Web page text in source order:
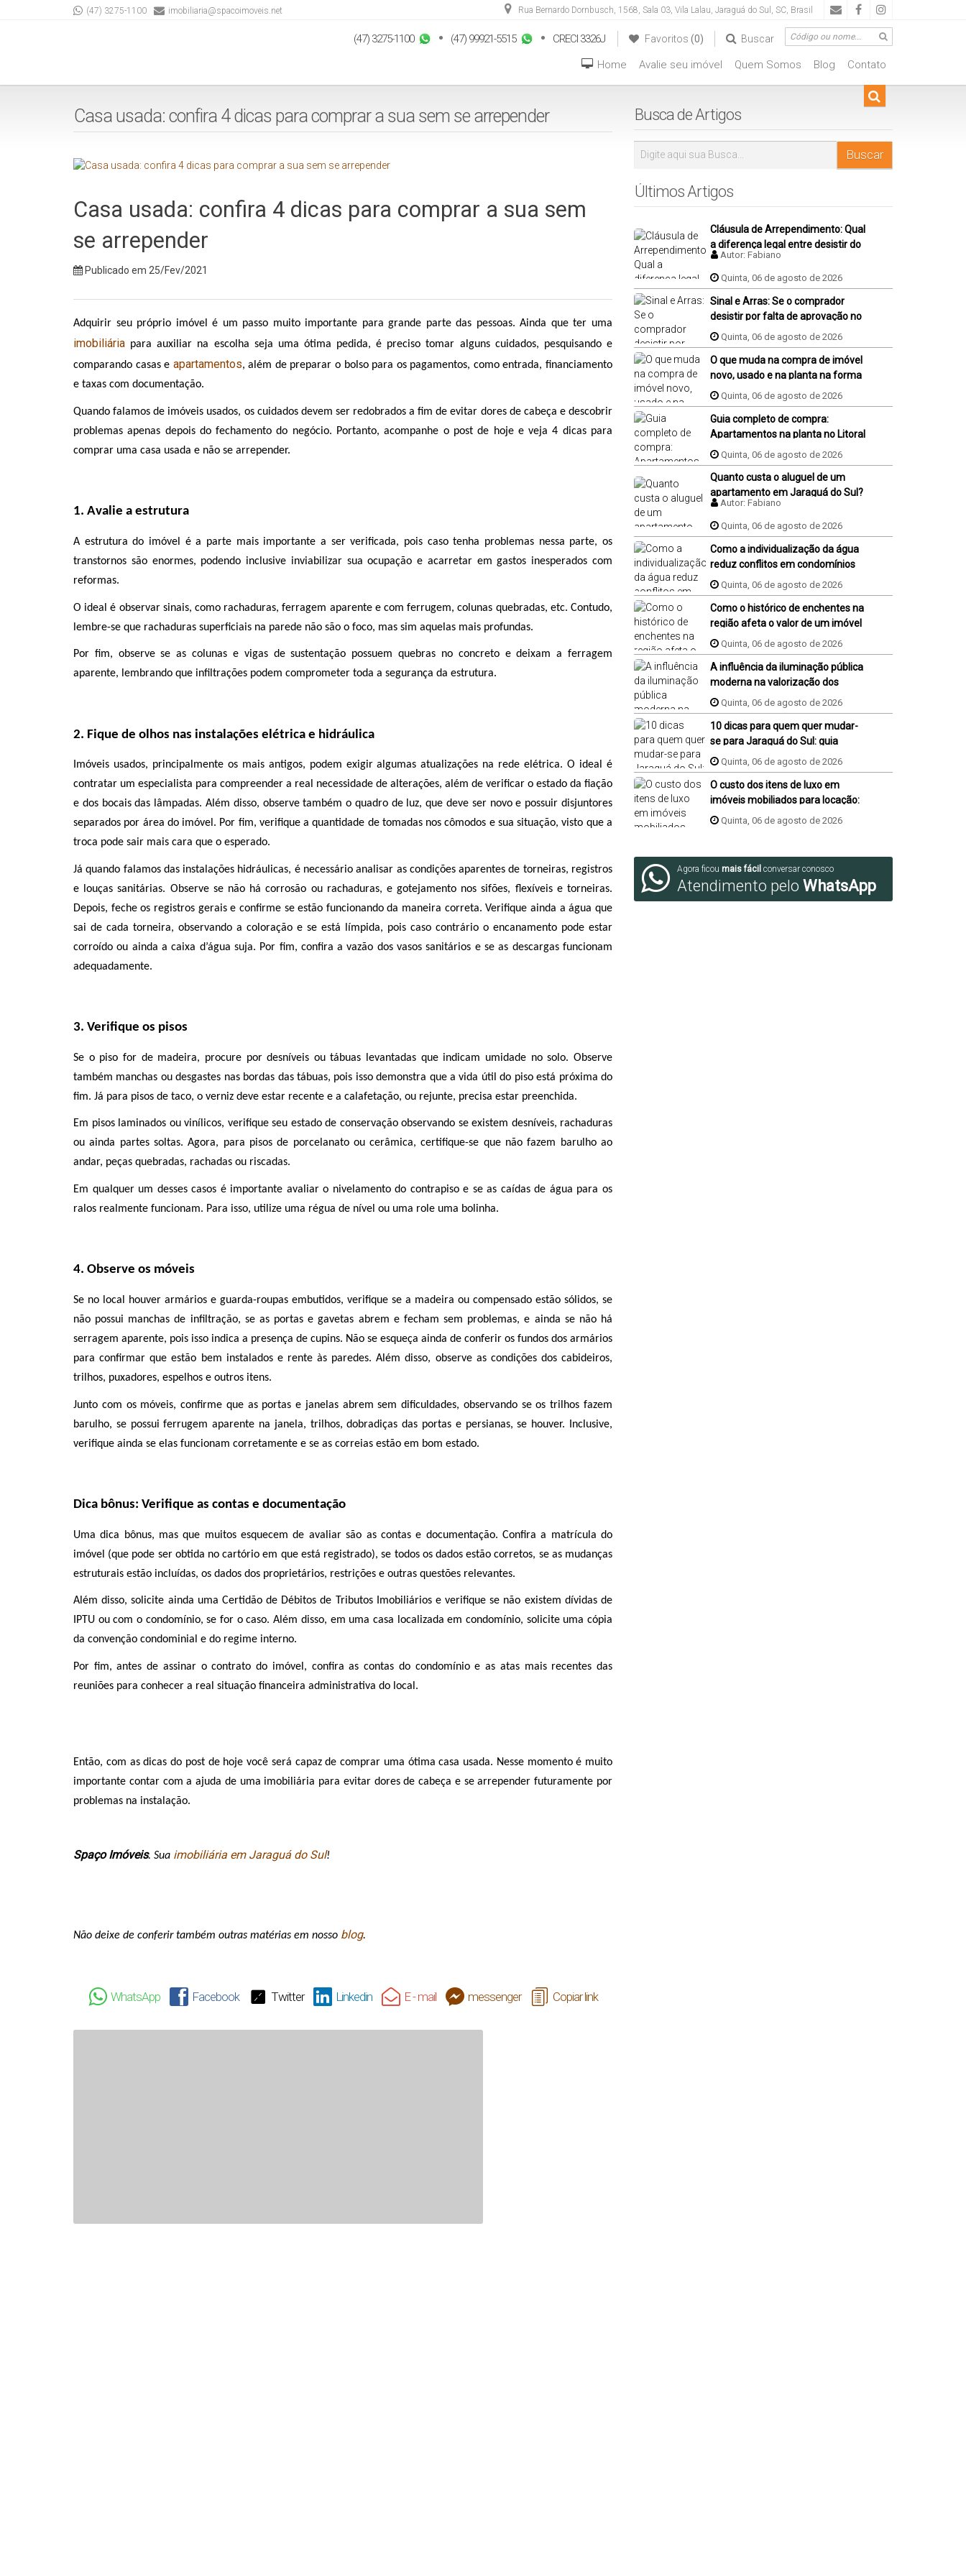
Rua Bernardo Dornbusch, 1568, Sala 03, Vila Lalau, Jaraguá do Sul , SC, Brasil
(47) 3275-1100 imobiliaria@spacoimoveis.net
Buscar
Favoritos (0)
(47) 3275-1100 (47) 99921-5515
CRECI 3326J
Contato
Blog
Quem Somos
Avalie seu imóvel
Home
Casa usada: confira 4 dicas para comprar a sua sem se arrepender
Casa usada: confira 4 dicas para comprar a sua sem
se arrepender
Publicado em 25/Fev/2021
imobiliária para auxiliar na escolha seja uma ótima pedida, é preciso tomar alguns cuidados, pesquisando e
comparando casas e apartamentos, além de preparar o bolso para os pagamentos, como entrada, financiamento
e taxas com documentação.
Quando falamos de imóveis usados, os cuidados devem ser redobrados a fim de evitar dores de cabeça e descobrir
problemas apenas depois do fechamento do negócio. Portanto, acompanhe o post de hoje e veja 4 dicas para
comprar uma casa usada e não se arrepender.
1. Avalie a estrutura
A estrutura do imóvel é a parte mais importante a ser verificada, pois caso tenha problemas nessa parte, os
transtornos são enormes, podendo inclusive inviabilizar sua ocupação e acarretar em gastos inesperados com
reformas.
O ideal é observar sinais, como rachaduras, ferragem aparente e com ferrugem, colunas quebradas, etc. Contudo,
lembre-se que rachaduras superficiais na parede não são o foco, mas sim aquelas mais profundas.
Por fim, observe se as colunas e vigas de sustentação possuem quebras no concreto e deixam a ferragem
aparente, lembrando que infiltrações podem comprometer toda a segurança da estrutura.
2. Fique de olhos nas instalações elétrica e hidráulica
Imóveis usados, principalmente os mais antigos, podem exigir algumas atualizações na rede elétrica. O ideal é
contratar um especialista para compreender a real necessidade de alterações, além de verificar o estado da fiação
e dos bocais das lâmpadas. Além disso, observe também o quadro de luz, que deve ser novo e possuir disjuntores
separados por área do imóvel. Por fim, verifique a quantidade de tomadas nos cômodos e sua situação, visto que a
troca pode sair mais cara que o esperado.
Já quando falamos das instalações hidráulicas, é necessário analisar as condições aparentes de torneiras, registros
e louças sanitárias. Observe se não há corrosão ou rachaduras, e gotejamento nos sifões, flexíveis e torneiras.
Depois, feche os registros gerais e confirme se estão funcionando da maneira correta. Verifique ainda a água que
sai de cada torneira, observando a coloração e se está límpida, pois caso contrário o encanamento pode estar
corroído ou ainda a caixa d’água suja. Por fim, confira a vazão dos vasos sanitários e se as descargas funcionam
adequadamente.
3. Verifique os pisos
Se o piso for de madeira, procure por desníveis ou tábuas levantadas que indicam umidade no solo. Observe
também manchas ou desgastes nas bordas das tábuas, pois isso demonstra que a vida útil do piso está próxima do
fim. Já para pisos de taco, o verniz deve estar recente e a calafetação, ou rejunte, precisa estar preenchida.
Em pisos laminados ou vinílicos, verifique seu estado de conservação observando se existem desníveis, rachaduras
ou ainda partes soltas. Agora, para pisos de porcelanato ou cerâmica, certifique-se que não fazem barulho ao
andar, peças quebradas, rachadas ou riscadas.
Em qualquer um desses casos é importante avaliar o nivelamento do contrapiso e se as caídas de água para os
ralos realmente funcionam. Para isso, utilize uma régua de nível ou uma role uma bolinha.
4. Observe os móveis
Se no local houver armários e guarda-roupas embutidos, verifique se a madeira ou compensado estão sólidos, se
não possui manchas de infiltração, se as portas e gavetas abrem e fecham sem problemas, e ainda se não há
serragem aparente, pois isso indica a presença de cupins. Não se esqueça ainda de conferir os fundos dos armários
para confirmar que estão bem instalados e rente às paredes. Além disso, observe as condições dos cabideiros,
trilhos, puxadores, espelhos e outros itens.
Junto com os móveis, confirme que as portas e janelas abrem sem dificuldades, observando se os trilhos fazem
barulho, se possui ferrugem aparente na janela, trilhos, dobradiças das portas e persianas, se houver. Inclusive,
verifique ainda se elas funcionam corretamente e se as correias estão em bom estado.
Dica bônus: Verifique as contas e documentação
Uma dica bônus, mas que muitos esquecem de avaliar são as contas e documentação. Confira a matrícula do
imóvel (que pode ser obtida no cartório em que está registrado), se todos os dados estão corretos, se as mudanças
estruturais estão incluídas, os dados dos proprietários, restrições e outras questões relevantes.
Além disso, solicite ainda uma Certidão de Débitos de Tributos Imobiliários e verifique se não existem dívidas de
IPTU ou com o condomínio, se for o caso. Além disso, em uma casa localizada em condomínio, solicite uma cópia
da convenção condominial e do regime interno.
Por fim, antes de assinar o contrato do imóvel, confira as contas do condomínio e as atas mais recentes das
reuniões para conhecer a real situação financeira administrativa do local.
Então, com as dicas do post de hoje você será capaz de comprar uma ótima casa usada. Nesse momento é muito
importante contar com a ajuda de uma imobiliária para evitar dores de cabeça e se arrepender futuramente por
problemas na instalação.
Spaço Imóveis. Sua imobiliária em Jaraguá do Sul!
Não deixe de conferir também outras matérias em nosso blog.
WhatsApp Facebook Twitter Linkedin E - mail messenger Copiar link
Busca de Artigos
Últimos Artigos
Cláusula de Arrependimento: Qual
a diferença legal entre desistir do
negócio antes e depois da
assinatura da promessa de
compra e venda do imóvel?
Autor: Fabiano
Quinta, 06 de agosto de 2026
Sinal e Arras: Se o comprador
desistir por falta de aprovação no
financiamento, ele perde o sinal
dados na proposta?
Quinta, 06 de agosto de 2026
O que muda na compra de imóvel
novo, usado e na planta na forma
de pagamento?
Quinta, 06 de agosto de 2026
Guia completo de compra:
Apartamentos na planta no Litoral
de SCQuinta, 06 de agosto de 2026
Quanto custa o aluguel de um
apartamento em Jaraguá do Sul?
Autor: Fabiano
Quinta, 06 de agosto de 2026
Como a individualização da água
reduz conflitos em condomínios
antigos?
Quinta, 06 de agosto de 2026
Como o histórico de enchentes na
região afeta o valor de um imóvel
na hora da venda ou da compra?
Quinta, 06 de agosto de 2026
A influência da iluminação pública
moderna na valorização dos
imóveis do bairro
Quinta, 06 de agosto de 2026
10 dicas para quem quer mudar-
se para Jaraguá do Sul: guia
completo
Quinta, 06 de agosto de 2026
O custo dos itens de luxo em
imóveis mobiliados para locação:
guia completo
Quinta, 06 de agosto de 2026
Agora ficou mais fácil conversar conosco
Atendimento pelo WhatsApp